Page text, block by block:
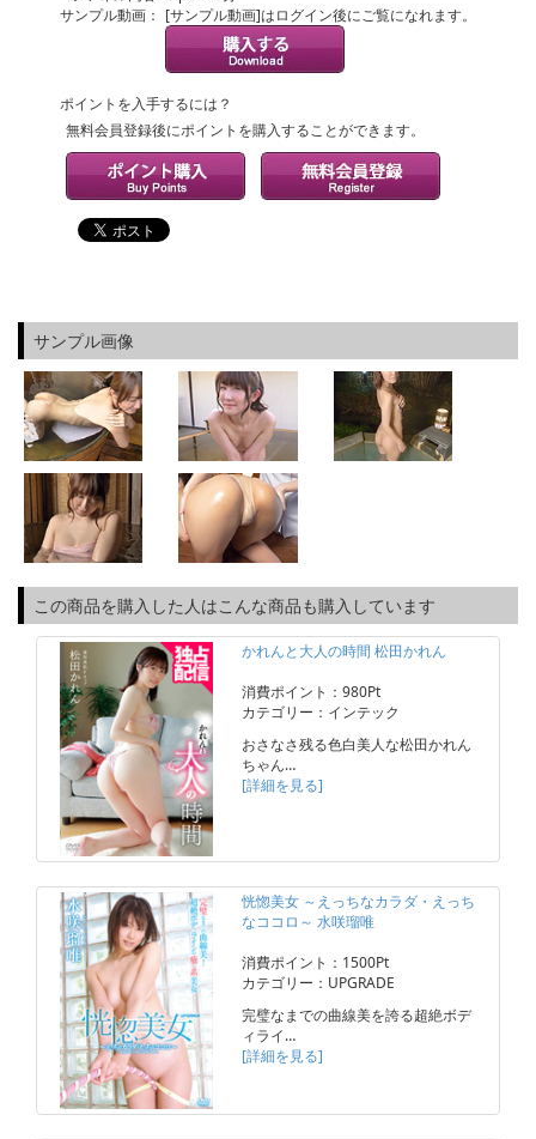
サンプル動画： [サンプル動画]はログイン後にご覧になれます。
ポイントを入手するには？
無料会員登録後にポイントを購入することができます。
サンプル画像
この商品を購入した人はこんな商品も購入しています
かれんと大人の時間 松田かれん
消費ポイント：980Pt
カテゴリー：インテック
おさなさ残る色白美人な松田かれん
ちゃん…
[詳細を見る]
恍惚美女 ～えっちなカラダ・えっち
なココロ～ 水咲瑠唯
消費ポイント：1500Pt
カテゴリー：UPGRADE
完璧なまでの曲線美を誇る超絶ボデ
ィライ…
[詳細を見る]